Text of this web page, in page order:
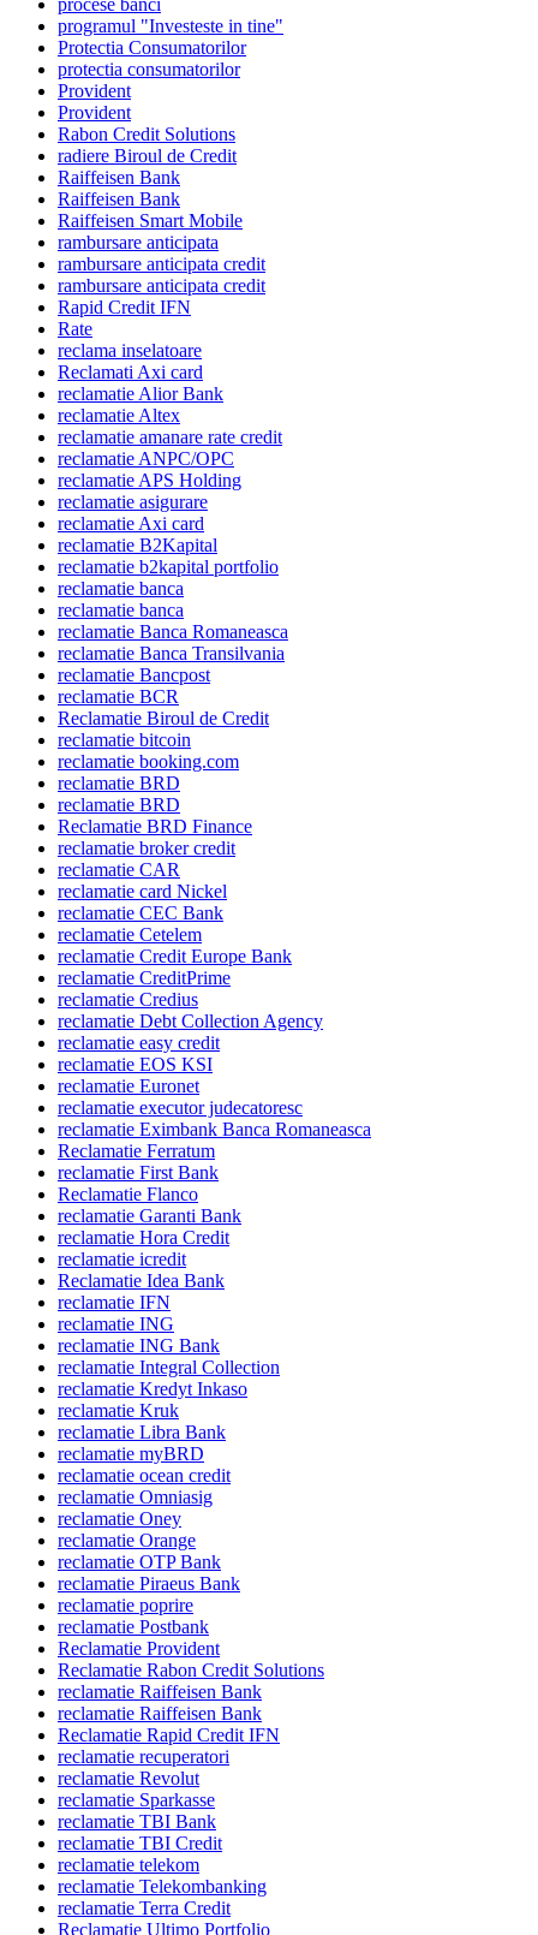
procese banci
programul "Investeste in tine"
Protectia Consumatorilor
protectia consumatorilor
Provident
Provident
Rabon Credit Solutions
radiere Biroul de Credit
Raiffeisen Bank
Raiffeisen Bank
Raiffeisen Smart Mobile
rambursare anticipata
rambursare anticipata credit
rambursare anticipata credit
Rapid Credit IFN
Rate
reclama inselatoare
Reclamati Axi card
reclamatie Alior Bank
reclamatie Altex
reclamatie amanare rate credit
reclamatie ANPC/OPC
reclamatie APS Holding
reclamatie asigurare
reclamatie Axi card
reclamatie B2Kapital
reclamatie b2kapital portfolio
reclamatie banca
reclamatie banca
reclamatie Banca Romaneasca
reclamatie Banca Transilvania
reclamatie Bancpost
reclamatie BCR
Reclamatie Biroul de Credit
reclamatie bitcoin
reclamatie booking.com
reclamatie BRD
reclamatie BRD
Reclamatie BRD Finance
reclamatie broker credit
reclamatie CAR
reclamatie card Nickel
reclamatie CEC Bank
reclamatie Cetelem
reclamatie Credit Europe Bank
reclamatie CreditPrime
reclamatie Credius
reclamatie Debt Collection Agency
reclamatie easy credit
reclamatie EOS KSI
reclamatie Euronet
reclamatie executor judecatoresc
reclamatie Eximbank Banca Romaneasca
Reclamatie Ferratum
reclamatie First Bank
Reclamatie Flanco
reclamatie Garanti Bank
reclamatie Hora Credit
reclamatie icredit
Reclamatie Idea Bank
reclamatie IFN
reclamatie ING
reclamatie ING Bank
reclamatie Integral Collection
reclamatie Kredyt Inkaso
reclamatie Kruk
reclamatie Libra Bank
reclamatie myBRD
reclamatie ocean credit
reclamatie Omniasig
reclamatie Oney
reclamatie Orange
reclamatie OTP Bank
reclamatie Piraeus Bank
reclamatie poprire
reclamatie Postbank
Reclamatie Provident
Reclamatie Rabon Credit Solutions
reclamatie Raiffeisen Bank
reclamatie Raiffeisen Bank
Reclamatie Rapid Credit IFN
reclamatie recuperatori
reclamatie Revolut
reclamatie Sparkasse
reclamatie TBI Bank
reclamatie TBI Credit
reclamatie telekom
reclamatie Telekombanking
reclamatie Terra Credit
Reclamatie Ultimo Portfolio